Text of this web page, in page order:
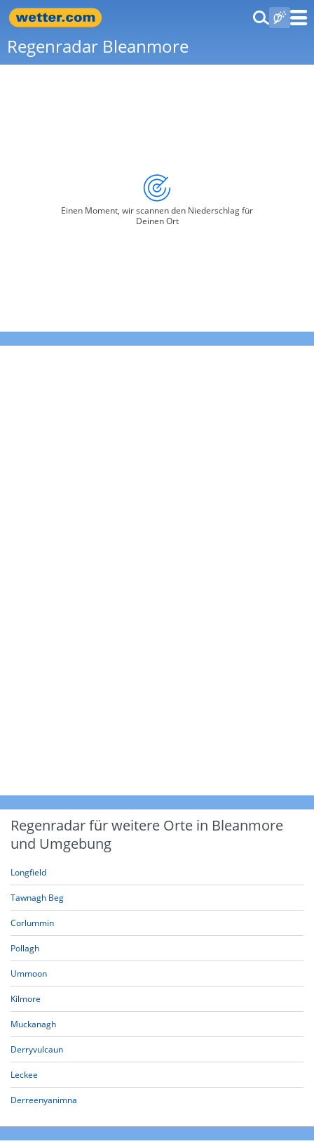
Regenradar Bleanmore
Einen Moment, wir scannen den Niederschlag für
Deinen Ort
Regenradar für weitere Orte in Bleanmore
und Umgebung
Longfield
Tawnagh Beg
Corlummin
Pollagh
Ummoon
Kilmore
Muckanagh
Derryvulcaun
Leckee
Derreenyanimna